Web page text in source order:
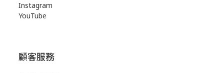
Instagram
YouTube
顧客服務